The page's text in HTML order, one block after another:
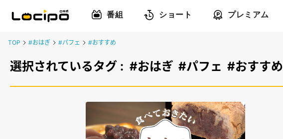
番組 ショート プレミアム
TOP #おはぎ #パフェ #おすすめ
選択されているタグ : #おはぎ #パフェ #おすすめ